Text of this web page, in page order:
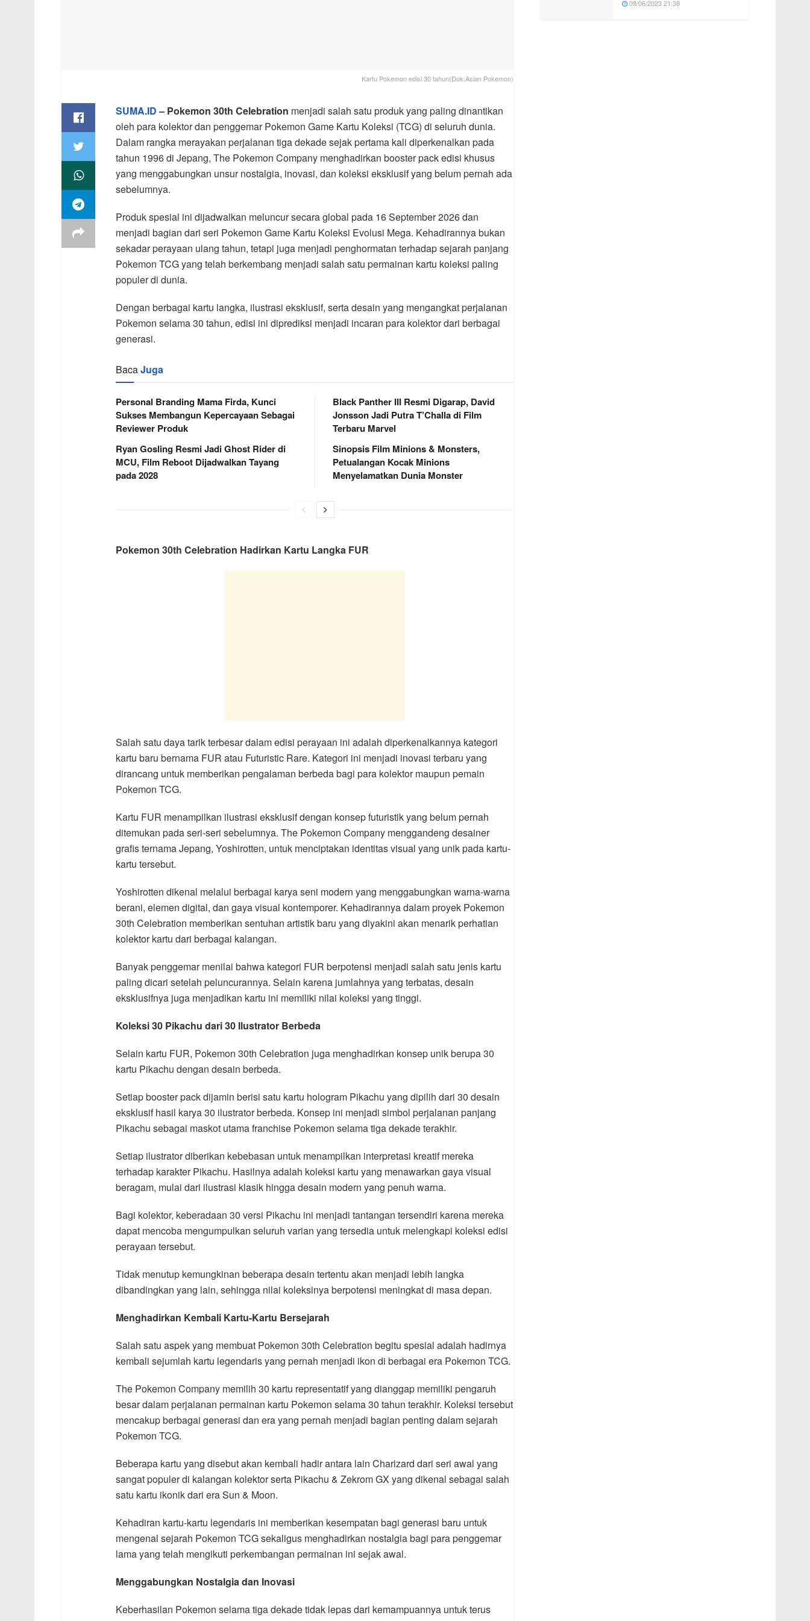
Kartu Pokemon edisi 30 tahun(Dok.Asian Pokemon)
SUMA.ID– Pokemon 30th Celebration menjadi salah satu produk yang paling dinantikan
oleh para kolektor dan penggemar Pokemon Game Kartu Koleksi (TCG) di seluruh dunia.
Dalam rangka merayakan perjalanan tiga dekade sejak pertama kali diperkenalkan pada
tahun 1996 di Jepang, The Pokemon Company menghadirkan booster pack edisi khusus
yang menggabungkan unsur nostalgia, inovasi, dan koleksi eksklusif yang belum pernah ada
sebelumnya.
Produk spesial ini dijadwalkan meluncur secara global pada 16 September 2026 dan
menjadi bagian dari seri Pokemon Game Kartu Koleksi Evolusi Mega. Kehadirannya bukan
sekadar perayaan ulang tahun, tetapi juga menjadi penghormatan terhadap sejarah panjang
Pokemon TCG yang telah berkembang menjadi salah satu permainan kartu koleksi paling
populer di dunia.
Dengan berbagai kartu langka, ilustrasi eksklusif, serta desain yang mengangkat perjalanan
Pokemon selama 30 tahun, edisi ini diprediksi menjadi incaran para kolektor dari berbagai
generasi.
BacaJuga
Personal Branding Mama Firda, Kunci
Sukses Membangun Kepercayaan Sebagai
Reviewer Produk
Ryan Gosling Resmi Jadi Ghost Rider di
MCU, Film Reboot Dijadwalkan Tayang
pada 2028
Black Panther III Resmi Digarap, David
Jonsson Jadi Putra T’Challa di Film
Terbaru Marvel
Sinopsis Film Minions & Monsters,
Petualangan Kocak Minions
Menyelamatkan Dunia Monster
Pokemon 30th Celebration Hadirkan Kartu Langka FUR
Salah satu daya tarik terbesar dalam edisi perayaan ini adalah diperkenalkannya kategori
kartu baru bernama FUR atau Futuristic Rare. Kategori ini menjadi inovasi terbaru yang
dirancang untuk memberikan pengalaman berbeda bagi para kolektor maupun pemain
Pokemon TCG.
Kartu FUR menampilkan ilustrasi eksklusif dengan konsep futuristik yang belum pernah
ditemukan pada seri-seri sebelumnya. The Pokemon Company menggandeng desainer
grafis ternama Jepang, Yoshirotten, untuk menciptakan identitas visual yang unik pada kartu-
kartu tersebut.
Yoshirotten dikenal melalui berbagai karya seni modern yang menggabungkan warna-warna
berani, elemen digital, dan gaya visual kontemporer. Kehadirannya dalam proyek Pokemon
30th Celebration memberikan sentuhan artistik baru yang diyakini akan menarik perhatian
kolektor kartu dari berbagai kalangan.
Banyak penggemar menilai bahwa kategori FUR berpotensi menjadi salah satu jenis kartu
paling dicari setelah peluncurannya. Selain karena jumlahnya yang terbatas, desain
eksklusifnya juga menjadikan kartu ini memiliki nilai koleksi yang tinggi.
Koleksi 30 Pikachu dari 30 Ilustrator Berbeda
Selain kartu FUR, Pokemon 30th Celebration juga menghadirkan konsep unik berupa 30
kartu Pikachu dengan desain berbeda.
Setiap booster pack dijamin berisi satu kartu hologram Pikachu yang dipilih dari 30 desain
eksklusif hasil karya 30 ilustrator berbeda. Konsep ini menjadi simbol perjalanan panjang
Pikachu sebagai maskot utama franchise Pokemon selama tiga dekade terakhir.
Setiap ilustrator diberikan kebebasan untuk menampilkan interpretasi kreatif mereka
terhadap karakter Pikachu. Hasilnya adalah koleksi kartu yang menawarkan gaya visual
beragam, mulai dari ilustrasi klasik hingga desain modern yang penuh warna.
Bagi kolektor, keberadaan 30 versi Pikachu ini menjadi tantangan tersendiri karena mereka
dapat mencoba mengumpulkan seluruh varian yang tersedia untuk melengkapi koleksi edisi
perayaan tersebut.
Tidak menutup kemungkinan beberapa desain tertentu akan menjadi lebih langka
dibandingkan yang lain, sehingga nilai koleksinya berpotensi meningkat di masa depan.
Menghadirkan Kembali Kartu-Kartu Bersejarah
Salah satu aspek yang membuat Pokemon 30th Celebration begitu spesial adalah hadirnya
kembali sejumlah kartu legendaris yang pernah menjadi ikon di berbagai era Pokemon TCG.
The Pokemon Company memilih 30 kartu representatif yang dianggap memiliki pengaruh
besar dalam perjalanan permainan kartu Pokemon selama 30 tahun terakhir. Koleksi tersebut
mencakup berbagai generasi dan era yang pernah menjadi bagian penting dalam sejarah
Pokemon TCG.
Beberapa kartu yang disebut akan kembali hadir antara lain Charizard dari seri awal yang
sangat populer di kalangan kolektor serta Pikachu & Zekrom GX yang dikenal sebagai salah
satu kartu ikonik dari era Sun & Moon.
Kehadiran kartu-kartu legendaris ini memberikan kesempatan bagi generasi baru untuk
mengenal sejarah Pokemon TCG sekaligus menghadirkan nostalgia bagi para penggemar
lama yang telah mengikuti perkembangan permainan ini sejak awal.
Menggabungkan Nostalgia dan Inovasi
Keberhasilan Pokemon selama tiga dekade tidak lepas dari kemampuannya untuk terus
09/06/2023 21:38